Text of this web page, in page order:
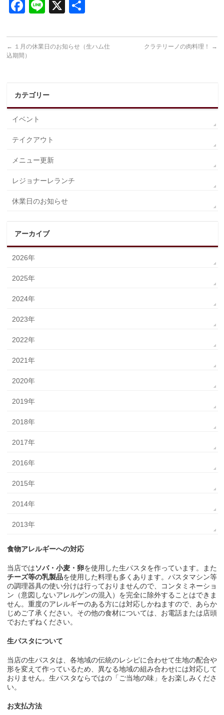
Facebook
Line
X
← １月の休業日のお知らせ（生ハム仕
込期間）
クラテリーノの肉料理！ →
カテゴリー
イベント
テイクアウト
メニュー更新
レジョナーレランチ
休業日のお知らせ
アーカイブ
2026年
2025年
2024年
2023年
2022年
2021年
2020年
2019年
2018年
2017年
2016年
2015年
2014年
2013年
食物アレルギーへの対応
当店ではソバ・小麦・卵を使用した生パスタを作っています。また
チーズ等の乳製品を使用した料理も多くあります。パスタマシン等
の調理器具の使い分けは行っておりませんので、コンタミネーショ
ン（意図しないアレルゲンの混入）を完全に除外することはできま
せん。重度のアレルギーのある方には対応しかねますので、あらか
じめご了承ください。その他の食材については、お電話または店頭
でおたずねください。
生パスタについて
当店の生パスタは、各地域の伝統のレシピに合わせて生地の配合や
形を変えて作っているため、異なる地域の組み合わせには対応して
おりません。生パスタならではの「ご当地の味」をお楽しみくださ
い。
お支払方法